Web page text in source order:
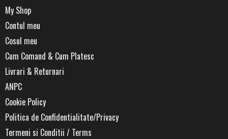
My Shop
Contul meu
Cosul meu
Cum Comand & Cum Platesc
Livrari & Returnari
ANPC
Cookie Policy
Politica de Confidentialitate/Privacy
Termeni si Conditii / Terms